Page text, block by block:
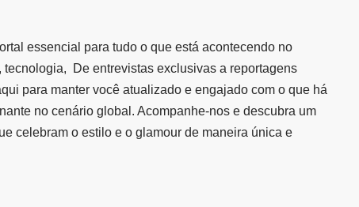
essencial para tudo o que está acontecendo no
tecnologia, De entrevistas exclusivas a reportagens
para manter você atualizado e engajado com o que há
no cenário global. Acompanhe-nos e descubra um
celebram o estilo e o glamour de maneira única e